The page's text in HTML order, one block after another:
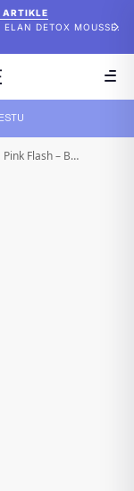
DETOX MOUSSE.
Pink Flash – Between Step 1.5